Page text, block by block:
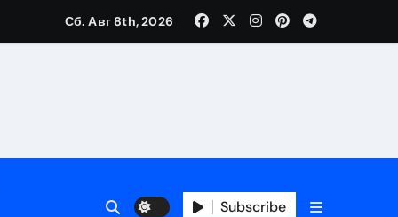
Сб. Авг 8th, 2026
Subscribe